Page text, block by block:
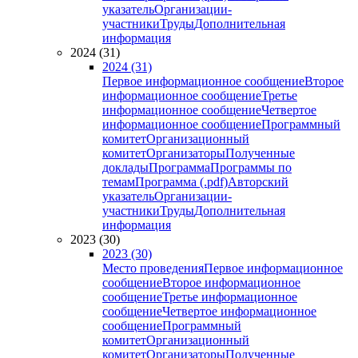
указательОрганизации-
участникиТрудыДополнительная
информация
2024 (31)
2024 (31)
Первое информационное сообщениеВторое
информационное сообщениеТретье
информационное сообщениеЧетвертое
информационное сообщениеПрограммный
комитетОрганизационный
комитетОрганизаторыПолученные
докладыПрограммаПрограммы по
темамПрограмма (.pdf)Авторский
указательОрганизации-
участникиТрудыДополнительная
информация
2023 (30)
2023 (30)
Место проведенияПервое информационное
сообщениеВторое информационное
сообщениеТретье информационное
сообщениеЧетвертое информационное
сообщениеПрограммный
комитетОрганизационный
комитетОрганизаторыПолученные